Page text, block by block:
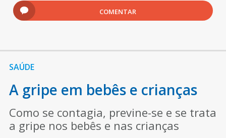
COMENTAR
SAÚDE
A gripe em bebês e crianças
Como se contagia, previne-se e se trata
a gripe nos bebês e nas crianças